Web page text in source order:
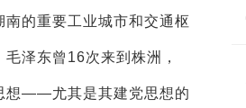
的重要工业城市和交通枢
泽东曾16次来到株洲，
想——尤其是其建党思想的